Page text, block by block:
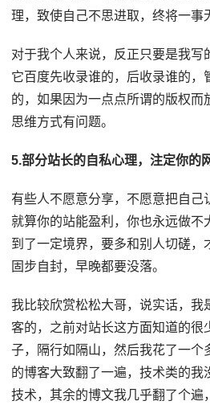
理，致使自己不思进取，终将一事
对于我个人来说，反正只要是我写
它百度先收录谁的，后收录谁的，
的，如果因为一点点所谓的版权而
思维方式有问题。
5.部分站长的自私心理，注定你的
有些人不愿意分享，不愿意把自己
就算你的站能盈利，你也永远做不
到了一定境界，要多和别人切磋，
固步自封，早晚都要没落。
我比较欣赏松松大哥，说实话，我
客的，之前对站长这方面知道的很
子，隔行如隔山，然后我花了一个
的博客大致翻了一遍，技术类的我
技术，其余的博文我几乎翻了个遍